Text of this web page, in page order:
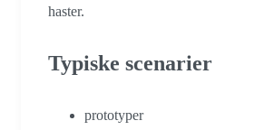
haster.
Typiske scenarier
prototyper